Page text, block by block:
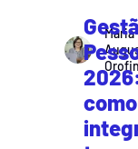
Maria
como